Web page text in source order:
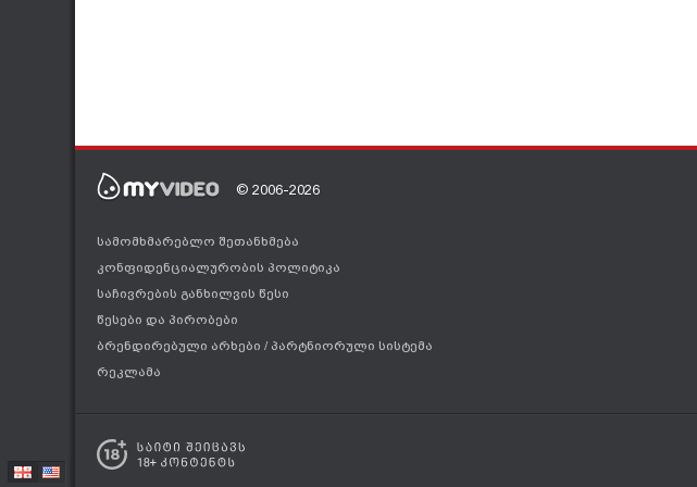
© 2006-2026
სამომხმარებლო შეთანხმება
კონფიდენციალურობის პოლიტიკა
საჩივრების განხილვის წესი
წესები და პირობები
ბრენდირებული არხები / პარტნიორული სისტემა
რეკლამა